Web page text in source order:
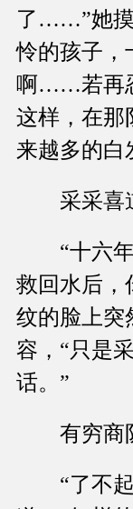
了……”她摸
怜的孩子，
啊……若再
这样，在那
来越多的白
采采喜
“十六年
救回水后，
纹的脸上突
容，“只是
话。”
有穷商队
“了不起